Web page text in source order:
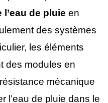
de pluie en
des systèmes
les éléments
des modules en
mécanique
l’eau de pluie dans le